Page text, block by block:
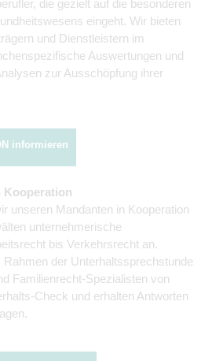
die gezielt auf die besonderen
eingeht. Wir bieten
und Dienstleistern im
Auswertungen und
zur Ausschöpfung ihrer
informieren
Kooperation
unseren Mandanten in Kooperation
unternehmerische
bis Verkehrsrecht an.
der Unterhalts­sprechstunde
Familienrecht-Spezialisten von
Check und erhalten Antworten